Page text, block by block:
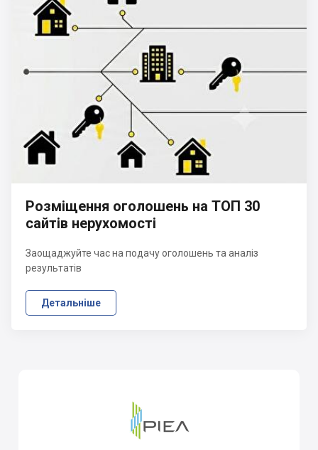
Розміщення оголошень на ТОП 30
сайтів нерухомості
Заощаджуйте час на подачу оголошень та аналіз
результатів
Детальніше